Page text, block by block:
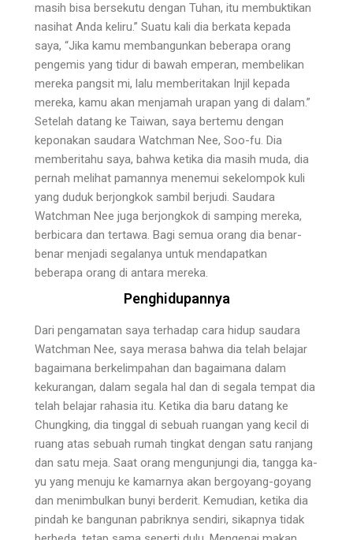
masih bisa bersekutu dengan Tuhan, itu membukti­kan
nasihat Anda keliru.” Suatu kali dia berkata kepada
saya, “Jika kamu membangunkan beberapa orang
pengemis yang tidur di bawah emperan, membelikan
mereka pangsit mi, lalu memberitakan Injil kepada
mereka, kamu akan menjamah urapan yang di dalam.”
Setelah datang ke Taiwan, saya bertemu dengan
keponakan saudara Watchman Nee, Soo-fu. Dia
memberitahu saya, bahwa ketika dia masih muda, dia
pernah melihat pamannya menemui sekelompok kuli
yang duduk berjongkok sambil berjudi. Saudara
Watchman Nee juga berjong­kok di samping mereka,
berbicara dan tertawa. Bagi semua orang dia benar-
benar menjadi segalanya untuk mendapatkan
beberapa orang di antara mereka.
Penghidupannya
Dari pengamatan saya terhadap cara hidup sauda­ra
Watchman Nee, saya merasa bahwa dia telah bela­jar
bagaimana berkelimpahan dan bagaimana dalam
kekurangan, dalam segala hal dan di segala tempat dia
telah belajar rahasia itu. Ketika dia baru datang ke
Chungking, dia tinggal di sebuah ruangan yang kecil di
ruang atas sebuah rumah tingkat dengan satu ranjang
dan satu meja. Saat orang mengunjungi dia, tangga ka­
yu yang menuju ke kamarnya akan bergoyang-goyang
dan menimbulkan bunyi berderit. Kemudian, ketika dia
pindah ke bangunan pabriknya sendiri, sikapnya tidak